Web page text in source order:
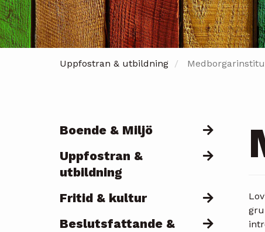
Uppfostran & utbildning
Päävalikko
Boende & Miljö
Uppfostran &
utbildning
Fritid & kultur
Beslutsfattande &